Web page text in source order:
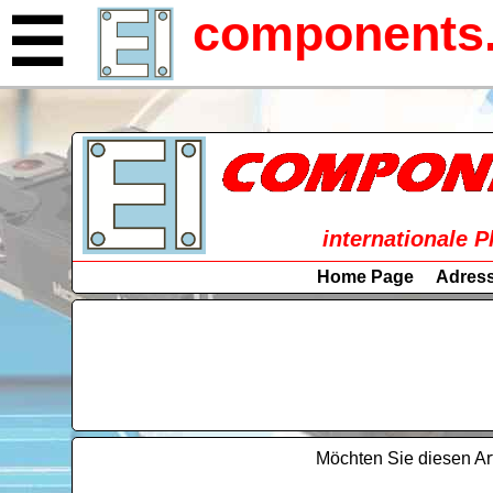
☰
internationale
Home Page
Möchten Sie diesen